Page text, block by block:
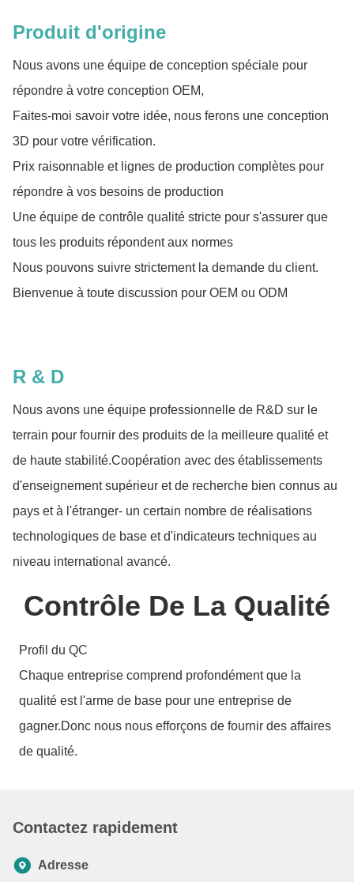
Produit d'origine
Nous avons une équipe de conception spéciale pour
répondre à votre conception OEM,
Faites-moi savoir votre idée, nous ferons une conception
3D pour votre vérification.
Prix raisonnable et lignes de production complètes pour
répondre à vos besoins de production
Une équipe de contrôle qualité stricte pour s'assurer que
tous les produits répondent aux normes
Nous pouvons suivre strictement la demande du client.
Bienvenue à toute discussion pour OEM ou ODM
R & D
Nous avons une équipe professionnelle de R&D sur le
terrain pour fournir des produits de la meilleure qualité et
de haute stabilité.Coopération avec des établissements
d'enseignement supérieur et de recherche bien connus au
pays et à l'étranger- un certain nombre de réalisations
technologiques de base et d'indicateurs techniques au
niveau international avancé.
Contrôle De La Qualité
Profil du QC
Chaque entreprise comprend profondément que la
qualité est l'arme de base pour une entreprise de
gagner.Donc nous nous efforçons de fournir des affaires
de qualité.
Contactez rapidement
Adresse